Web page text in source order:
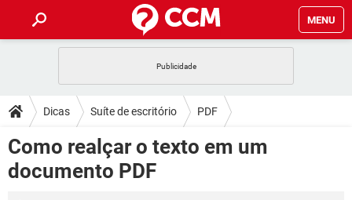
MENU
CELULAR FACEBOOK
OUTLOOK EXCEL
INSTAGRAM
DICAS
JOGOS WHATSAPP
CELULAR FACEBOOK
DOWNLOADS
JOGOS
FÓRUM
Dicas Suíte de escritório PDF
Como realçar o texto em um
documento PDF